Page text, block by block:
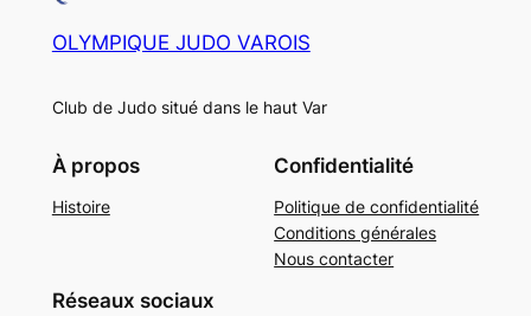
OLYMPIQUE JUDO VAROIS
Club de Judo situé dans le haut Var
À propos
Histoire
Confidentialité
Politique de confidentialité
Conditions générales
Nous contacter
Réseaux sociaux